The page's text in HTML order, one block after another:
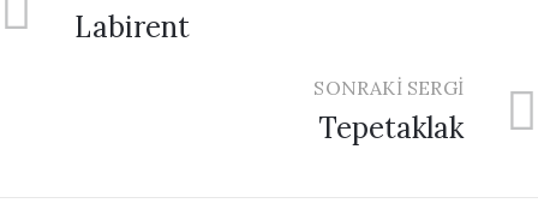
Labirent
SONRAKI SERGI
Tepetaklak